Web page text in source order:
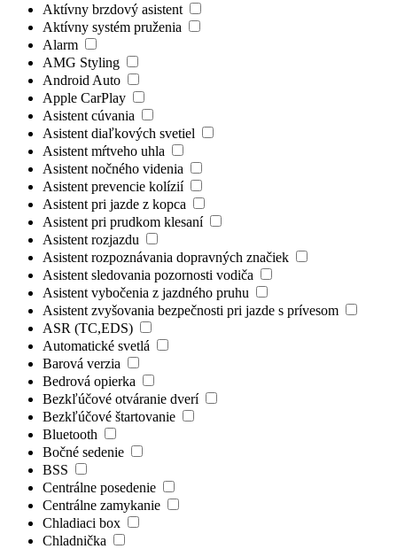
Aktívny brzdový asistent
Aktívny systém pruženia
Alarm
AMG Styling
Android Auto
Apple CarPlay
Asistent cúvania
Asistent diaľkových svetiel
Asistent mŕtveho uhla
Asistent nočného videnia
Asistent prevencie kolízií
Asistent pri jazde z kopca
Asistent pri prudkom klesaní
Asistent rozjazdu
Asistent rozpoznávania dopravných značiek
Asistent sledovania pozornosti vodiča
Asistent vybočenia z jazdného pruhu
Asistent zvyšovania bezpečnosti pri jazde s prívesom
ASR (TC,EDS)
Automatické svetlá
Barová verzia
Bedrová opierka
Bezkľúčové otváranie dverí
Bezkľúčové štartovanie
Bluetooth
Bočné sedenie
BSS
Centrálne posedenie
Centrálne zamykanie
Chladiaci box
Chladnička